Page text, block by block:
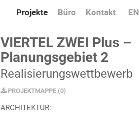
Projekte Büro Kontakt EN
VIERTEL ZWEI Plus –
Planungsgebiet 2
Realisierungswettbewerb
PROJEKTMAPPE (0)
ARCHITEKTUR: